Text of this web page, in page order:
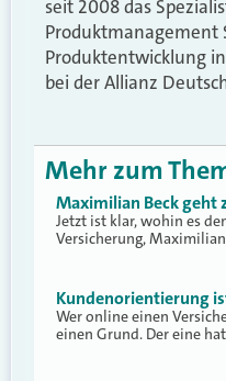
seit 2008 das
Produktmanagement
Produktentwicklung
bei der Allianz
Mehr zum
Maximilian Beck geht
Jetzt ist klar, wohin es
Versicherung,
Kundenorientierung
Wer online einen
einen Grund. Der eine